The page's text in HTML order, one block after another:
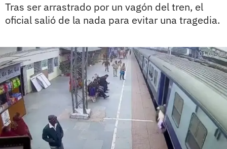
Tras ser arrastrado por un vagón del tren, el
oficial salió de la nada para evitar una tragedia.